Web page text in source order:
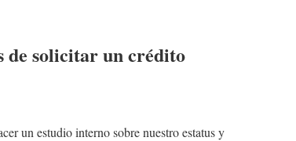
de solicitar un crédito
un estudio interno sobre nuestro estatus y